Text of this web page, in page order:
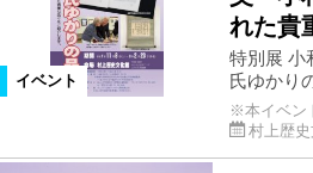
イベント
れた貴
特別展 小
氏ゆかり
※本イベン
村上歴